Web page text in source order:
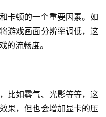
卡顿的一个重要因素。如
游戏画面分辨率调低，这
的流畅度。
比如雾气、光影等等，这
果，但也会增加显卡的压